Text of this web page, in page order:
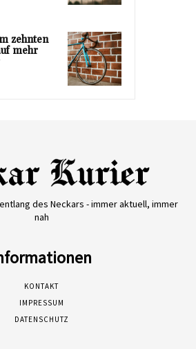
zehnten
mehr
des Neckars - immer aktuell, immer
nah
KONTAKT
IMPRESSUM
DATENSCHUTZ